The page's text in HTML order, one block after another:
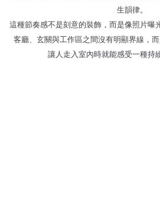
生韻律。
這種節奏感不是刻意的裝飾，而是像照片曝
客廳、玄關與工作區之間沒有明顯界線，
讓人走入室內時就能感受一種持